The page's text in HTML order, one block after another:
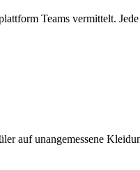
Teams vermittelt.
auf unangemessene